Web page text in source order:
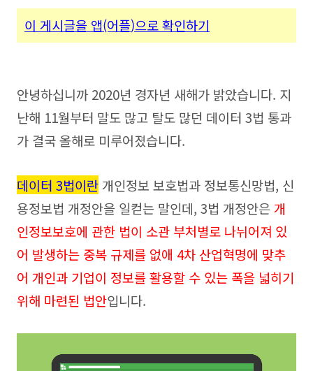
이 게시글을 앱(어플)으로 확인하기
안녕하십니까 2020년 경자년 새해가 밝았습니다. 지
난해 11월부터 말도 많고 탈도 많던 데이터 3법 통과
가 결국 올해로 미루어졌습니다.
데이터 3법이란 개인정보 보호법과 정보통신망법, 신
용정보법 개정안을 일컫는 말인데, 3법 개정안은개
인정보보호에 관한 법이 소관 부처별로 나뉘어져 있
어 발생하는 중복 규제를 없애 4차 산업혁명에 맞추
어 개인과 기업이 정보를 활용할 수 있는 폭을 넓히기
위해 마련된 법안입니다.